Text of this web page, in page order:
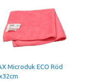
Microduk ECO Röd